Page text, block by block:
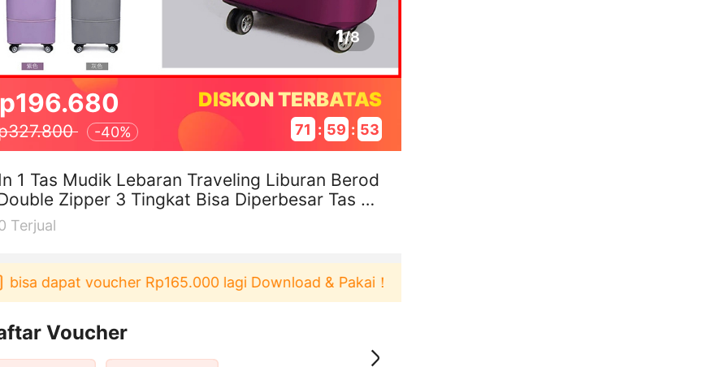
1/8
-40%
DISKON TERBATAS
71 : 59 : 52
1 Tas Mudik Lebaran Traveling Liburan Berod
Zipper 3 Tingkat Bisa Diperbesar Tas Tr
Roda
Terjual
dapat voucher Rp165.000 lagi Download & Pakai！
Voucher